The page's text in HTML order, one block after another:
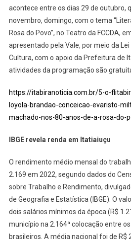
acontece entre os dias 29 de outubro,
novembro, domingo, com o tema
Rosa do Povo”, no Teatro da FCCDA,
apresentado pela Vale, por meio da
Cultura, com o apoio da Prefeitura de
atividades da programação são
https://itabiranoticia.com.br/5-o-
loyola-brandao-conceicao-evaristo-
machado-nos-80-anos-de-a-rosa-do-
IBGE revela renda em Itatiaiuçu
O rendimento médio mensal do
2.169 em 2022, segundo dados do
sobre Trabalho e Rendimento,
de Geografia e Estatística (IBGE). O
dois salários mínimos da época (R$
município na 2.164ª colocação entre
brasileiros. A média nacional foi de R$